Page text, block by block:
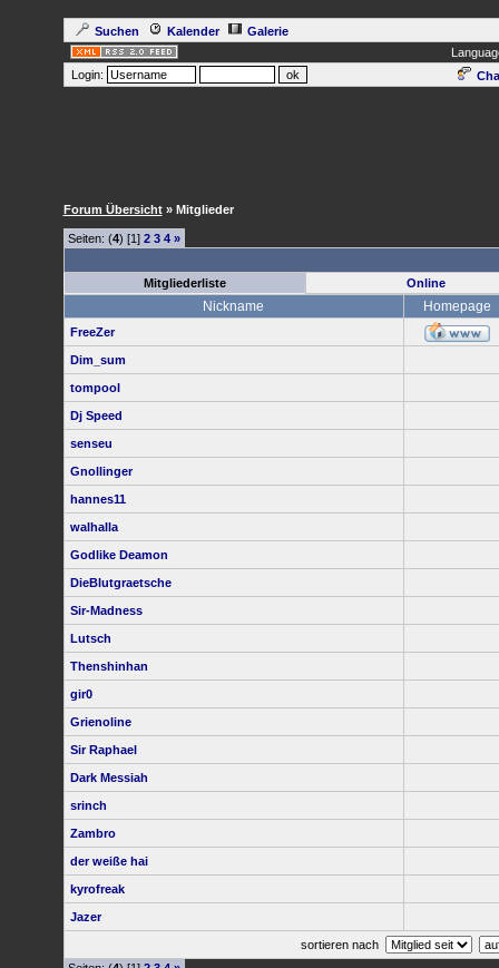
Suchen Kalender
Galerie
Login:
Forum Übersicht» Mitglieder
Seiten: (4) [1] 2 3 4 »
Mitgliederliste Online
Nickname Homepage
FreeZer
Dim_sum
tompool
Dj Speed
senseu
Gnollinger
hannes11
walhalla
Godlike Deamon
DieBlutgraetsche
Sir-Madness
Lutsch
Thenshinhan
gir0
Grienoline
Sir Raphael
Dark Messiah
srinch
Zambro
der weiße hai
kyrofreak
Jazer
sortieren nach